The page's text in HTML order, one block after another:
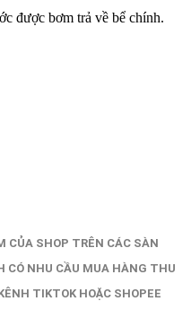
được bơm trả về bể chính.
CỦA SHOP TRÊN CÁC SÀN
NHU CẦU MUA HÀNG THU
TIKTOK HOẶC SHOPEE